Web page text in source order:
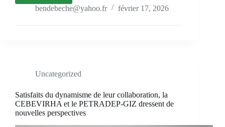
bendebeche@yahoo.fr février 17, 2026
Uncategorized
Satisfaits du dynamisme de leur collaboration, la
CEBEVIRHA et le PETRADEP-GIZ dressent de
nouvelles perspectives